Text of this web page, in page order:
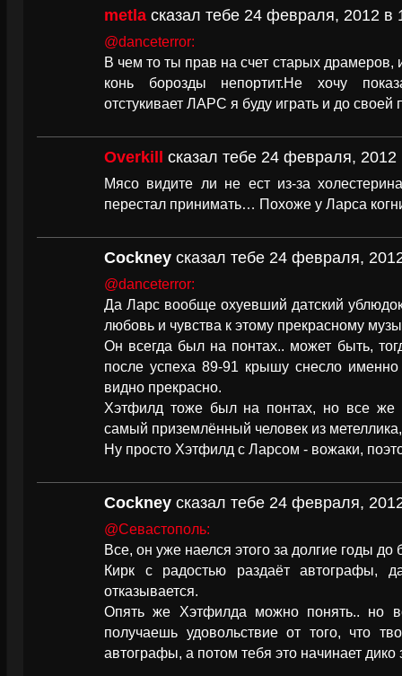
metla сказал тебе 24 февраля, 2012 в
@danceterror:
В чем то ты прав на счет старых драмеров,
конь борозды непортит.Не хочу
отстукивает ЛАРС я буду играть и до своей
Overkill сказал тебе 24 февраля, 2012
Мясо видите ли не ест из-за
перестал принимать… Похоже у Ларса
Cockney сказал тебе 24 февраля,
@danceterror:
Да Ларс вообще охуевший датский
любовь и чувства к этому прекрасному
Он всегда был на понтах.. может быть,
после успеха 89-91 крышу снесло
видно прекрасно.
Хэтфилд тоже был на понтах, но все же
самый приземлённый человек из
Ну просто Хэтфилд с Ларсом - вожаки,
Cockney сказал тебе 24 февраля,
@Севастополь:
Все, он уже наелся этого за долгие годы до
Кирк с радостью раздаёт автографы,
отказывается.
Опять же Хэтфилда можно понять.. но
получаешь удовольствие от того, что
автографы, а потом тебя это начинает дико